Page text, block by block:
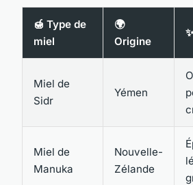
🍯 Type de
miel
🌍
Origine
Miel de
Sidr
Yémen
Miel de
Manuka
Nouvelle-
Zélande